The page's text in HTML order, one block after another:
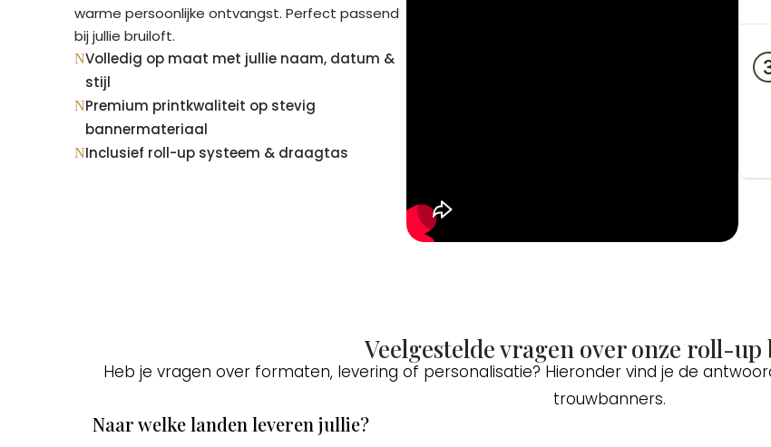
warme persoonlijke ontvangst. Perfect passend
bij jullie bruiloft.
NVolledig op maat met jullie naam, datum &
stijl
NPremium printkwaliteit op stevig
bannermateriaal
NInclusief roll-up systeem & draagtas
Veelgestelde vragen over onze roll-up
Heb je vragen over formaten, levering of personalisatie? Hieronder vind je de
trouwbanners.
Naar welke landen leveren jullie?